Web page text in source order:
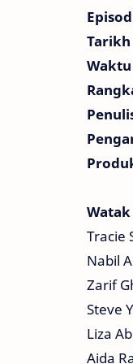
Tarikh
Tracie
Nabil
Zarif
Steve
Liza
Aida